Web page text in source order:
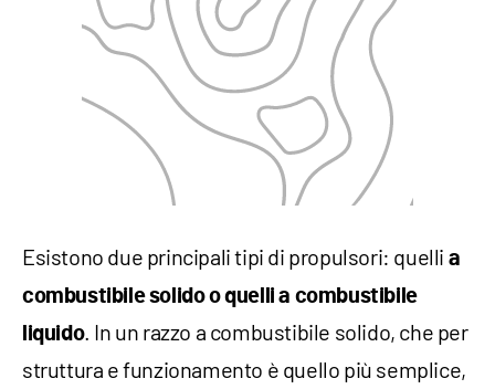
Esistono due principali tipi di propulsori: quelli a
combustibile solido o quelli a combustibile
liquido. In un razzo a combustibile solido, che per
struttura e funzionamento è quello più semplice,